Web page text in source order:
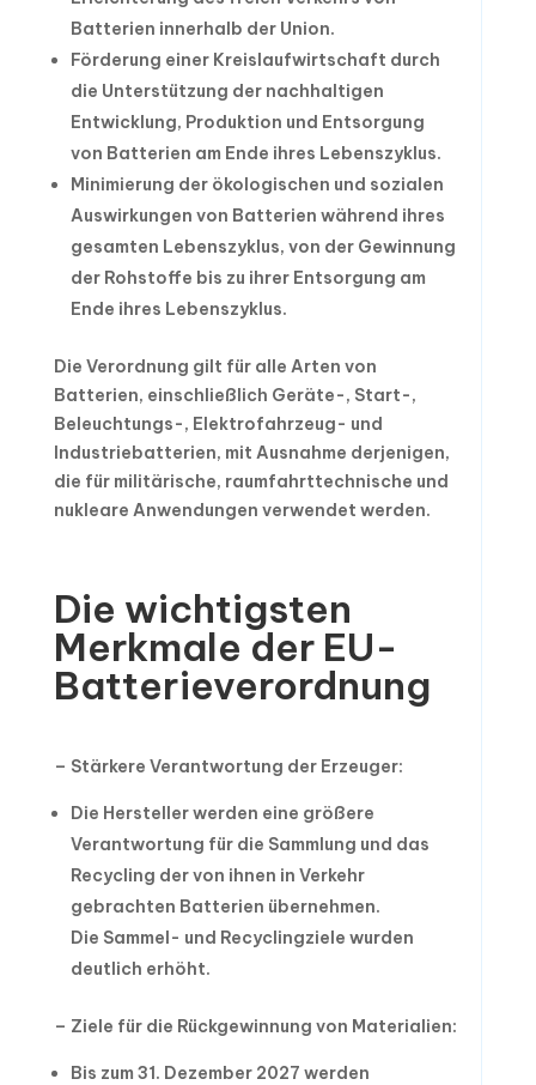
Batterien innerhalb der Union.
Förderung einer Kreislaufwirtschaft durch
die Unterstützung der nachhaltigen
Entwicklung, Produktion und Entsorgung
von Batterien am Ende ihres Lebenszyklus.
Minimierung der ökologischen und sozialen
Auswirkungen von Batterien während ihres
gesamten Lebenszyklus, von der Gewinnung
der Rohstoffe bis zu ihrer Entsorgung am
Ende ihres Lebenszyklus.
Die Verordnung gilt für alle Arten von
Batterien, einschließlich Geräte-, Start-,
Beleuchtungs-, Elektrofahrzeug- und
Industriebatterien, mit Ausnahme derjenigen,
die für militärische, raumfahrttechnische und
nukleare Anwendungen verwendet werden.
Die wichtigsten
Merkmale der EU-
Batterieverordnung
– Stärkere Verantwortung der Erzeuger:
Die Hersteller werden eine größere
Verantwortung für die Sammlung und das
Recycling der von ihnen in Verkehr
gebrachten Batterien übernehmen.
Die Sammel- und Recyclingziele wurden
deutlich erhöht.
– Ziele für die Rückgewinnung von Materialien:
Bis zum 31. Dezember 2027 werden